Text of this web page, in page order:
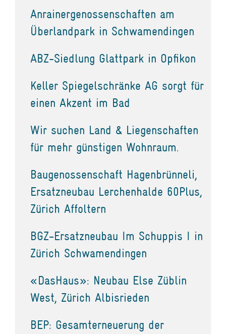
Anrainergenossenschaften am
Überlandpark in Schwamendingen
ABZ-Siedlung Glattpark in Opfikon
Keller Spiegelschränke AG sorgt für
einen Akzent im Bad
Wir suchen Land & Liegenschaften
für mehr günstigen Wohnraum.
Baugenossenschaft Hagenbrünneli,
Ersatzneubau Lerchenhalde 60Plus,
Zürich Affoltern
BGZ-Ersatzneubau Im Schuppis I in
Zürich Schwamendingen
«DasHaus»: Neubau Else Züblin
West, Zürich Albisrieden
BEP: Gesamterneuerung der